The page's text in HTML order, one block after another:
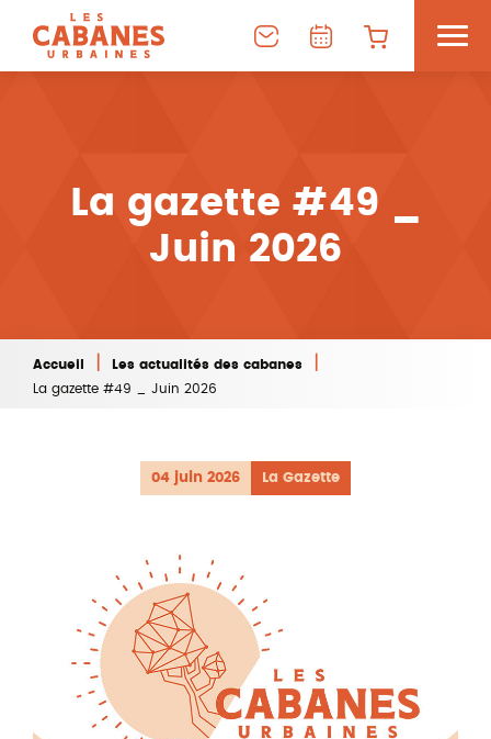
La gazette #49 _
Juin 2026
Accueil Les actualités des cabanes
La gazette #49 _ Juin 2026
04 juin 2026 La Gazette